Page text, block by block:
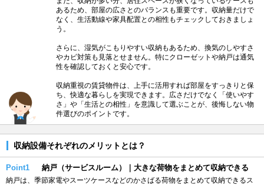
あるため、部屋の広さとのバランスも重要です。収納量だけで
なく、生活動線や家具配置との相性もチェックしておきましょ
う。
さらに、湿気がこもりやすい収納もあるため、換気のしやすさ
やカビ対策も見落とせません。特にクローゼットや納戸は通気
性を確認しておくと安心です。
収納重視の賃貸物件は、上手に活用すれば部屋をすっきりと保
ち、快適な暮らしを実現できます。広さだけでなく「使いやす
さ」や「生活との相性」を意識して選ぶことが、後悔しない物
件選びのポイントです。
収納設備それぞれのメリットとは？
Point1 納戸（サービスルーム）｜大きな荷物をまとめて収納できる
納戸は、季節家電やスーツケースなどのかさばる荷物をまとめて収納できるス